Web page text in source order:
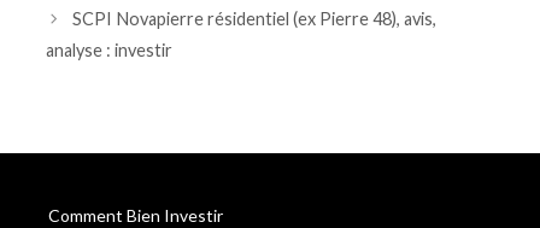
SCPI Novapierre résidentiel (ex Pierre 48), avis,
analyse : investir
Comment Bien Investir